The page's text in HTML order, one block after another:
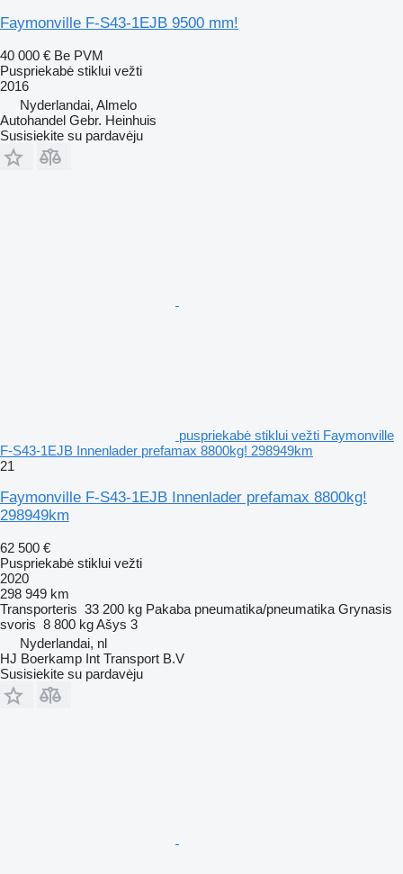
Faymonville F-S43-1EJB 9500 mm!
40 000 € Be PVM
Puspriekabė stiklui vežti
2016
Nyderlandai, Almelo
Autohandel Gebr. Heinhuis
Susisiekite su pardavėju
puspriekabė stiklui vežti Faymonville
F-S43-1EJB Innenlader prefamax 8800kg! 298949km
21
Faymonville F-S43-1EJB Innenlader prefamax 8800kg!
298949km
62 500 €
Puspriekabė stiklui vežti
2020
298 949 km
Transporteris 33 200 kg Pakaba pneumatika/pneumatika Grynasis
svoris 8 800 kgAšys 3
Nyderlandai, nl
HJ Boerkamp Int Transport B.V
Susisiekite su pardavėju